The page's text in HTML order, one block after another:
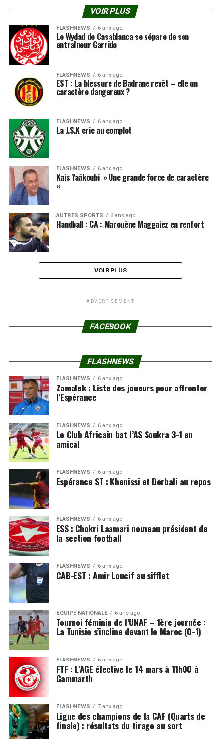
VOIR PLUS
FLASHNEWS 6 ans ago
Le Wydad de Casablanca se sépare de son
entraîneur Garrido
FLASHNEWS 6 ans ago
EST : La blessure de Badrane revêt – elle un
caractère dangereux ?
FLASHNEWS 6 ans ago
La J.S.K crie au complot
FLASHNEWS 6 ans ago
Kais Yaâkoubi » Une grande force de caractère
«
AUTRES SPORTS 6 ans ago
Handball : CA : Marouène Maggaiez en renfort
VOIR PLUS
ADVERTISEMENT
FACEBOOK
FLASHNEWS
FLASHNEWS 6 ans ago
Zamalek : Liste des joueurs pour affronter
l’Espérance
FLASHNEWS 6 ans ago
Le Club Africain bat l’AS Soukra 3-1 en
amical
FLASHNEWS 6 ans ago
Espérance ST : Khenissi et Derbali au repos
FLASHNEWS 6 ans ago
ESS : Chokri Laamari nouveau président de
la section football
FLASHNEWS 6 ans ago
CAB-EST : Amir Loucif au sifflet
EQUIPE NATIONALE 6 ans ago
Tournoi féminin de l’UNAF – 1ère journée :
La Tunisie s’incline devant le Maroc (0-1)
FLASHNEWS 6 ans ago
FTF : L’AGE élective le 14 mars à 11h00 à
Gammarth
FLASHNEWS 7 ans ago
Ligue des champions de la CAF (Quarts de
finale) : résultats du tirage au sort